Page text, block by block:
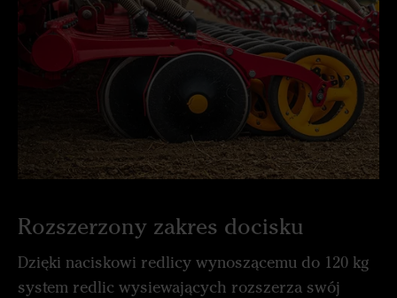
Rozszerzony zakres docisku
Dzięki naciskowi redlicy wynoszącemu do 120 kg
system redlic wysiewających rozszerza swój